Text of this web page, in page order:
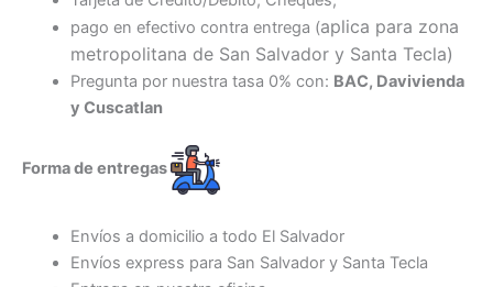
pago en efectivo contra entrega (aplica para zona
metropolitana de San Salvador y Santa Tecla)
Pregunta por nuestra tasa 0% con: BAC, Davivienda
y Cuscatlan
Forma de entregas
Envíos a domicilio a todo El Salvador
Envíos express para San Salvador y Santa Tecla